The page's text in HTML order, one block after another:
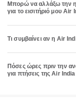
Μπορώ να αλλάξω την
για το εισιτήριό μου
Τι συμβαίνει αν η Air
Πόσες ώρες πριν την
για πτήσεις της Air